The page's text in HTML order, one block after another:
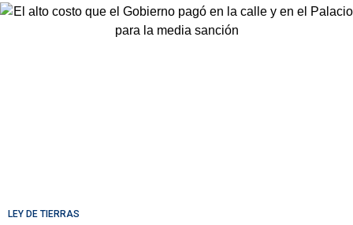
LEY DE TIERRAS